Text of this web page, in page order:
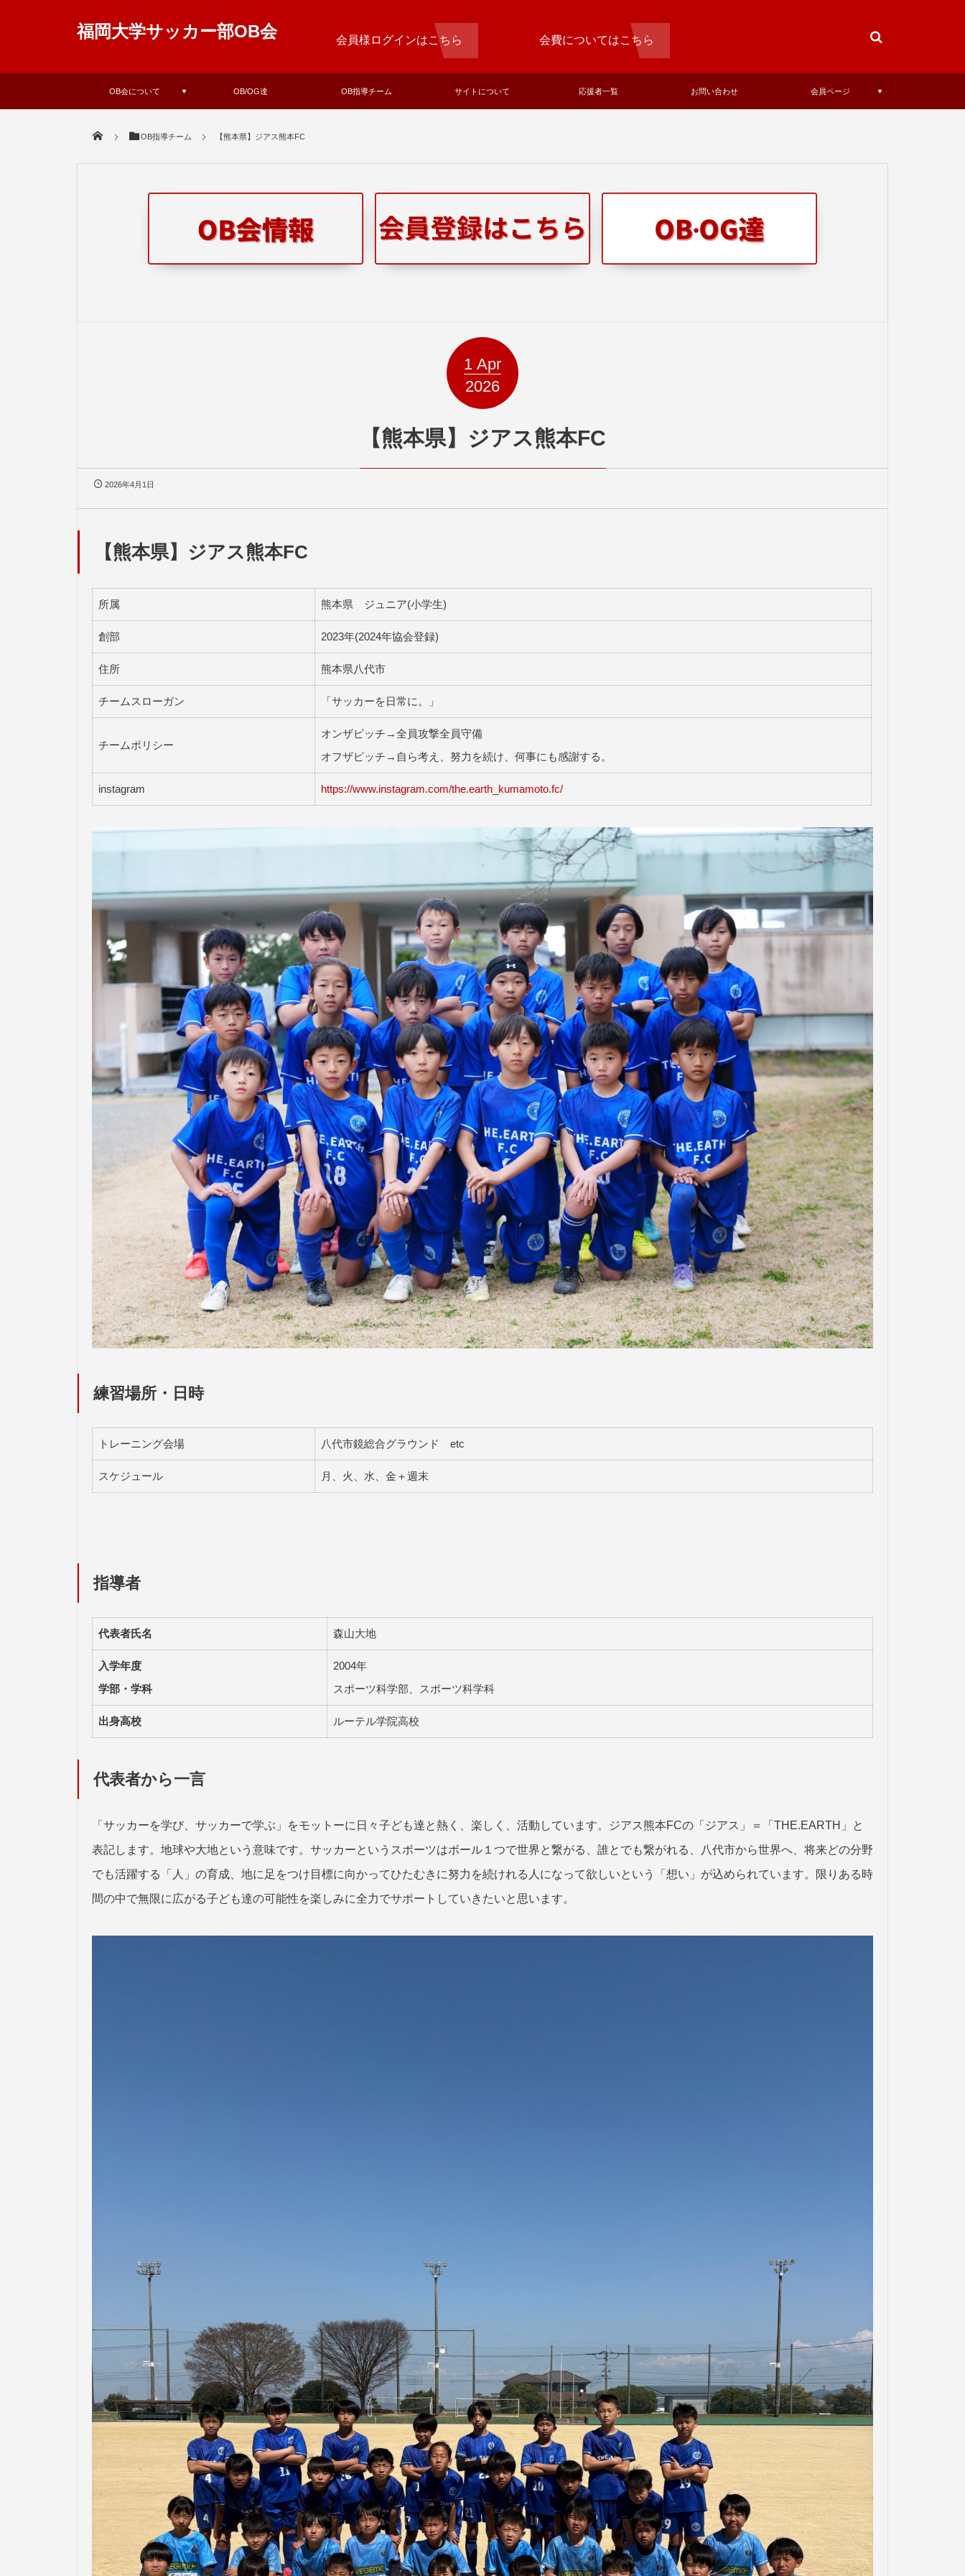
福岡大学サッカー部OB会 会員様ログインはこちら 会費についてはこちら
OB会について OB/OG達 OB指導チーム サイトについて 応援者一覧 お問い合わせ 会員ページ
OB指導チーム 【熊本県】ジアス熊本FC
1 Apr
2026
【熊本県】ジアス熊本FC
2026年4月1日
【熊本県】ジアス熊本FC
所属 熊本県 ジュニア(小学生)
創部 2023年(2024年協会登録)
住所 熊本県八代市
チームスローガン 「サッカーを日常に。」
チームポリシー
オンザピッチ→全員攻撃全員守備
オフザピッチ→自ら考え、努力を続け、何事にも感謝する。
instagram https://www.instagram.com/the.earth_kumamoto.fc/
練習場所・日時
トレーニング会場 八代市鏡総合グラウンド etc
スケジュール 月、火、水、金＋週末
指導者
代表者氏名 森山大地
入学年度
学部・学科
2004年
スポーツ科学部、スポーツ科学科
出身高校 ルーテル学院高校
代表者から一言
「サッカーを学び、サッカーで学ぶ」をモットーに日々子ども達と熱く、楽しく、活動しています。ジアス熊本FCの「ジアス」＝「THE.EARTH」と
表記します。地球や大地という意味です。サッカーというスポーツはボール１つで世界と繋がる、誰とでも繋がれる、八代市から世界へ、将来どの分野
でも活躍する「人」の育成、地に足をつけ目標に向かってひたむきに努力を続けれる人になって欲しいという「想い」が込められています。限りある時
間の中で無限に広がる子ども達の可能性を楽しみに全力でサポートしていきたいと思います。